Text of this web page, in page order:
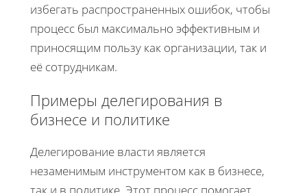
избегать распространенных ошибок, чтобы
процесс был максимально эффективным и
приносящим пользу как организации, так и
её сотрудникам.
Примеры делегирования в
бизнесе и политике
Делегирование власти является
незаменимым инструментом как в бизнесе,
так и в политике. Этот процесс помогает